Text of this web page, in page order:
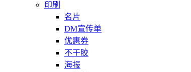
印刷
名片
DM宣传单
优惠券
不干胶
海报